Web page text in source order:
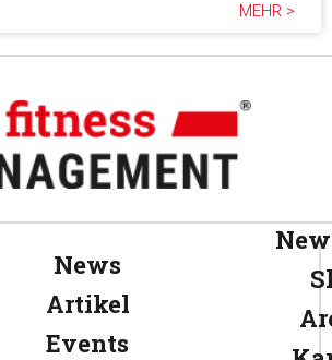
MEHR >
News
Artikel
Events